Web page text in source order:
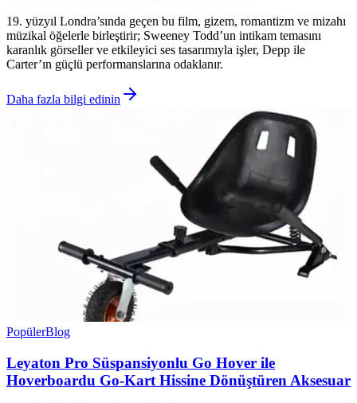
19. yüzyıl Londra’sında geçen bu film, gizem, romantizm ve mizahı
müzikal öğelerle birleştirir; Sweeney Todd’un intikam temasını
karanlık görseller ve etkileyici ses tasarımıyla işler, Depp ile
Carter’ın güçlü performanslarına odaklanır.
Daha fazla bilgi edinin
PopülerBlog
Leyaton Pro Süspansiyonlu Go Hover ile
Hoverboardu Go-Kart Hissine Dönüştüren Aksesuar